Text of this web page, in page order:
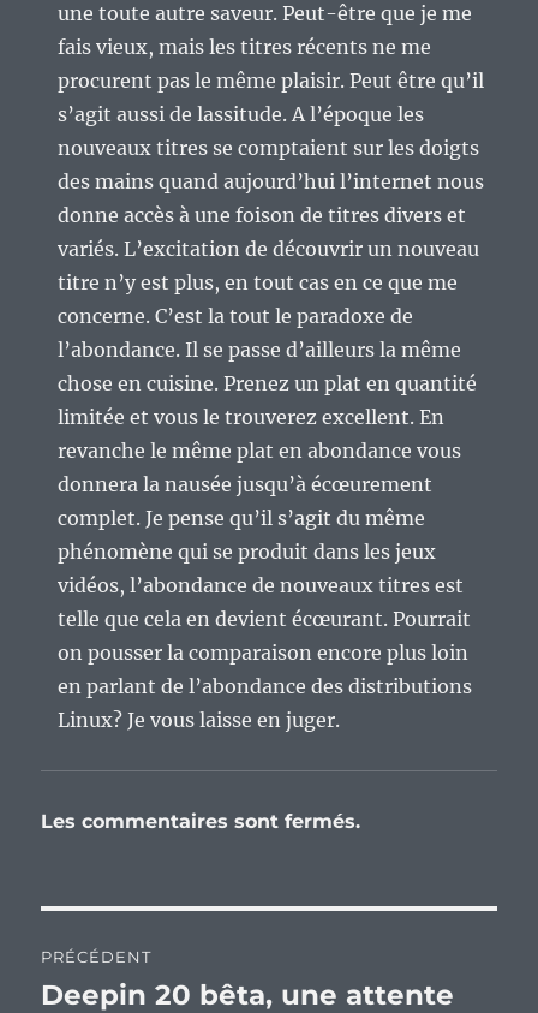
une toute autre saveur. Peut-être que je me
fais vieux, mais les titres récents ne me
procurent pas le même plaisir. Peut être qu’il
s’agit aussi de lassitude. A l’époque les
nouveaux titres se comptaient sur les doigts
des mains quand aujourd’hui l’internet nous
donne accès à une foison de titres divers et
variés. L’excitation de découvrir un nouveau
titre n’y est plus, en tout cas en ce que me
concerne. C’est la tout le paradoxe de
l’abondance. Il se passe d’ailleurs la même
chose en cuisine. Prenez un plat en quantité
limitée et vous le trouverez excellent. En
revanche le même plat en abondance vous
donnera la nausée jusqu’à écœurement
complet. Je pense qu’il s’agit du même
phénomène qui se produit dans les jeux
vidéos, l’abondance de nouveaux titres est
telle que cela en devient écœurant. Pourrait
on pousser la comparaison encore plus loin
en parlant de l’abondance des distributions
Linux? Je vous laisse en juger.
Les commentaires sont fermés.
de
PRÉCÉDENT
Publication
Deepin 20 bêta, une attente